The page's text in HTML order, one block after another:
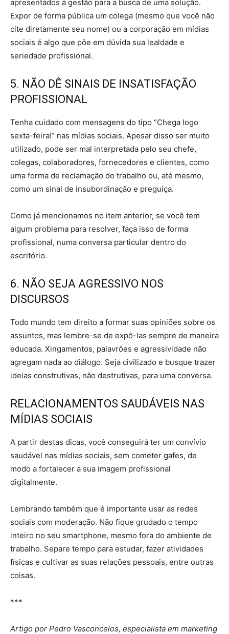
apresentados à gestão para a busca de uma solução.
Expor de forma pública um colega (mesmo que você não
cite diretamente seu nome) ou a corporação em mídias
sociais é algo que põe em dúvida sua lealdade e
seriedade profissional.
5. NÃO DÊ SINAIS DE INSATISFAÇÃO
PROFISSIONAL
Tenha cuidado com mensagens do tipo “Chega logo
sexta-feira!” nas mídias sociais. Apesar disso ser muito
utilizado, pode ser mal interpretada pelo seu chefe,
colegas, colaboradores, fornecedores e clientes, como
uma forma de reclamação do trabalho ou, até mesmo,
como um sinal de insubordinação e preguiça.
Como já mencionamos no item anterior, se você tem
algum problema para resolver, faça isso de forma
profissional, numa conversa particular dentro do
escritório.
6. NÃO SEJA AGRESSIVO NOS
DISCURSOS
Todo mundo tem direito a formar suas opiniões sobre os
assuntos, mas lembre-se de expô-las sempre de maneira
educada. Xingamentos, palavrões e agressividade não
agregam nada ao diálogo. Seja civilizado e busque trazer
ideias construtivas, não destrutivas, para uma conversa.
RELACIONAMENTOS SAUDÁVEIS NAS
MÍDIAS SOCIAIS
A partir destas dicas, você conseguirá ter um convívio
saudável nas mídias sociais, sem cometer gafes, de
modo a fortalecer a sua imagem profissional
digitalmente.
Lembrando também que é importante usar as redes
sociais com moderação. Não fique grudado o tempo
inteiro no seu smartphone, mesmo fora do ambiente de
trabalho. Separe tempo para estudar, fazer atividades
físicas e cultivar as suas relações pessoais, entre outras
coisas.
***
Artigo por Pedro Vasconcelos, especialista em marketing